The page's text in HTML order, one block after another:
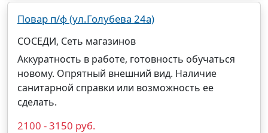
Повар п/ф (ул.Голубева 24а)
СОСЕДИ, Сеть магазинов
Аккуратность в работе, готовность обучаться
новому. Опрятный внешний вид. Наличие
санитарной справки или возможность ее
сделать.
2100 - 3150 руб.